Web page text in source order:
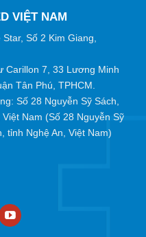
VIỆT NAM
Số 2 Kim Giang,
Carillon 7, 33 Lương Minh
Tân Phú, TPHCM.
Số 28 Nguyễn Sỹ Sách,
Nam (Số 28 Nguyễn Sỹ
tỉnh Nghệ An, Việt Nam)